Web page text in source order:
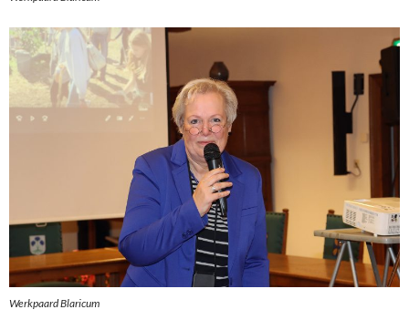
Werkpaard Blaricum